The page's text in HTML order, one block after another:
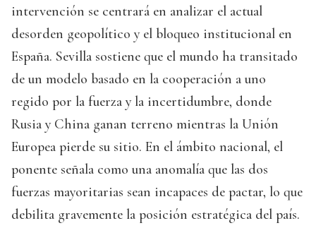
intervención se centrará en analizar el actual
desorden geopolítico y el bloqueo institucional en
España. Sevilla sostiene que el mundo ha transitado
de un modelo basado en la cooperación a uno
regido por la fuerza y la incertidumbre, donde
Rusia y China ganan terreno mientras la Unión
Europea pierde su sitio. En el ámbito nacional, el
ponente señala como una anomalía que las dos
fuerzas mayoritarias sean incapaces de pactar, lo que
debilita gravemente la posición estratégica del país.